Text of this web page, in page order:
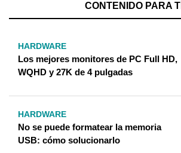
CONTENIDO PARA TÍ
HARDWARE
Los mejores monitores de PC Full HD,
WQHD y 27K de 4 pulgadas
HARDWARE
No se puede formatear la memoria
USB: cómo solucionarlo